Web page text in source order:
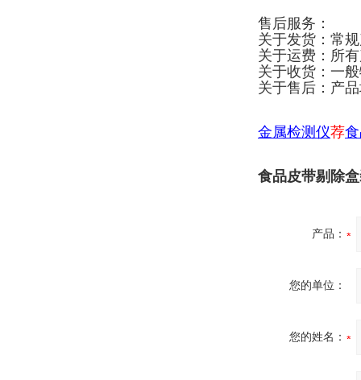
售后服务：
关于发货：常
关于运费：所
关于收货：一
关于售后：产
金属检测仪荐
食品皮带剔除
产品：
您的单位：
您的姓名：